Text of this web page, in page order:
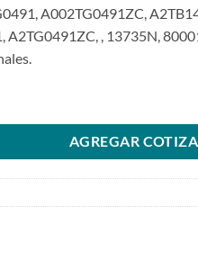
A002TG0491ZC,
A2TG0491ZC, , 13735N,
AGREGAR